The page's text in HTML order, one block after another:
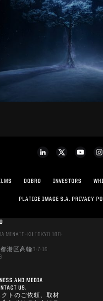
VFX SHOWREEL
SPECIAL EFFECTS IN ‘’THE
SEE PROJECT
DOBRO INVESTORS
PLATIGE IMAGE S.A. PRIVACY
MINATO-KU TOKYO 108-
港区高輪3-7-16
AND MEDIA
US.
トのご依頼、取材